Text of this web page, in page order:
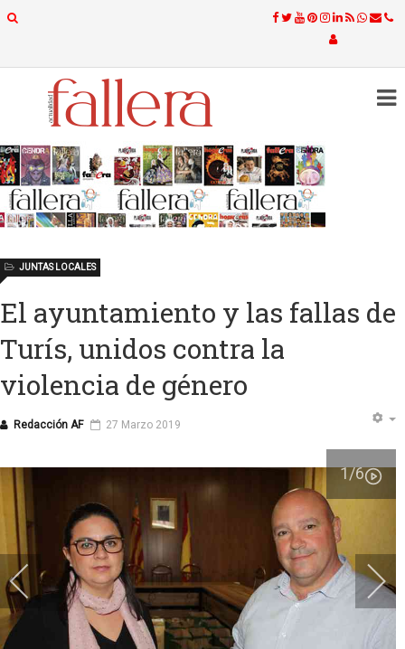
El ayuntamiento y las fallas de
Turís, unidos contra la
violencia de género
Redacción AF
JUNTAS LOCALES
27 Marzo 2019
1/6